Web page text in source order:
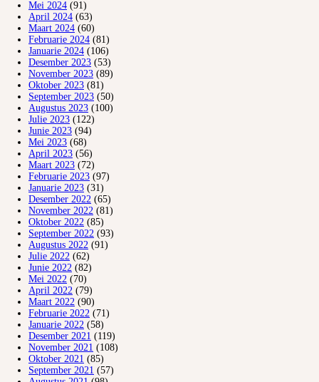
Mei 2024 (91)
April 2024 (63)
Maart 2024 (60)
Februarie 2024 (81)
Januarie 2024 (106)
Desember 2023 (53)
November 2023 (89)
Oktober 2023 (81)
September 2023 (50)
Augustus 2023 (100)
Julie 2023 (122)
Junie 2023 (94)
Mei 2023 (68)
April 2023 (56)
Maart 2023 (72)
Februarie 2023 (97)
Januarie 2023 (31)
Desember 2022 (65)
November 2022 (81)
Oktober 2022 (85)
September 2022 (93)
Augustus 2022 (91)
Julie 2022 (62)
Junie 2022 (82)
Mei 2022 (70)
April 2022 (79)
Maart 2022 (90)
Februarie 2022 (71)
Januarie 2022 (58)
Desember 2021 (119)
November 2021 (108)
Oktober 2021 (85)
September 2021 (57)